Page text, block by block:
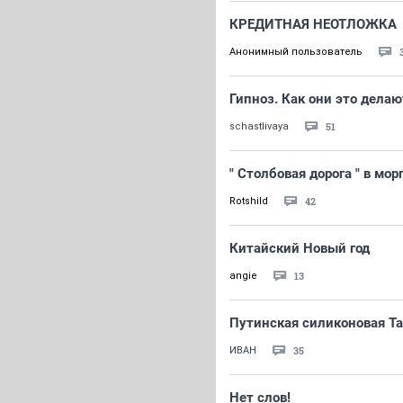
КРЕДИТНАЯ НЕОТЛОЖКА
Анонимный пользователь
Гипноз. Как они это
schastlivaya 51
" Столбовая дорога " в
Rotshild 42
Китайский Новый год
angie 13
Путинская силиконовая
ИBАH 35
Нет слов!